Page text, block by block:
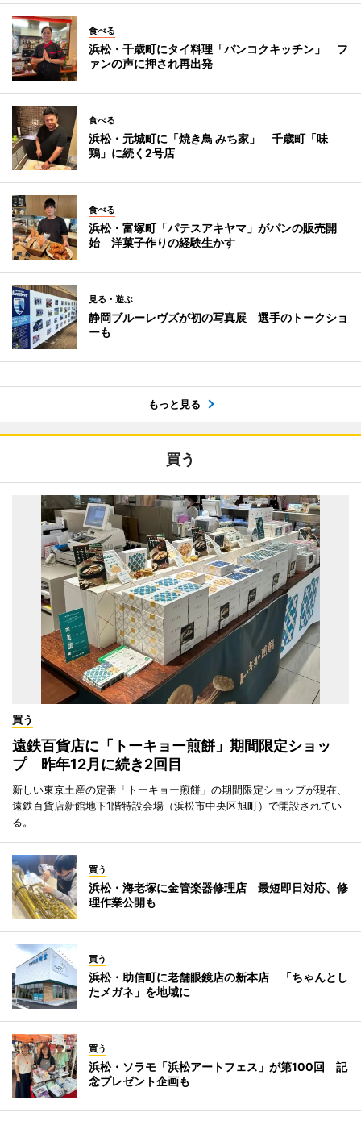
食べる
浜松・千歳町にタイ料理「バンコクキッチン」 フ
ァンの声に押され再出発
食べる
浜松・元城町に「焼き鳥 みち家」 千歳町「味
鶏」に続く2号店
食べる
浜松・富塚町「パテスアキヤマ」がパンの販売開
始 洋菓子作りの経験生かす
見る・遊ぶ
静岡ブルーレヴズが初の写真展 選手のトークショ
ーも
もっと見る
買う
買う
遠鉄百貨店に「トーキョー煎餅」期間限定ショッ
プ 昨年12月に続き2回目
新しい東京土産の定番「トーキョー煎餅」の期間限定ショップが現在、
遠鉄百貨店新館地下1階特設会場（浜松市中央区旭町）で開設されてい
る。
買う
浜松・海老塚に金管楽器修理店 最短即日対応、修
理作業公開も
買う
浜松・助信町に老舗眼鏡店の新本店 「ちゃんとし
たメガネ」を地域に
買う
浜松・ソラモ「浜松アートフェス」が第100回 記
念プレゼント企画も